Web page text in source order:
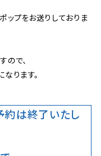
ップをお送りしておりま
ので、
ります。
約は終了いたし